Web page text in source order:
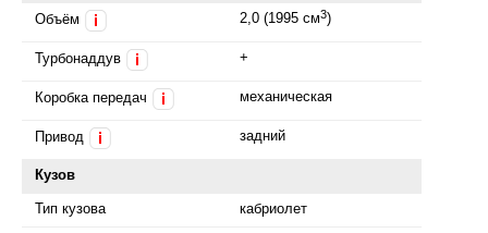
Объём 2,0 (1995 см3)
Турбонаддув +
Коробка передач механическая
Привод задний
Кузов
Тип кузова кабриолет